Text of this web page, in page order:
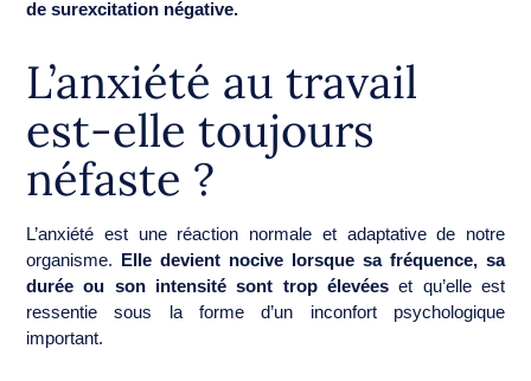
de surexcitation négative.
L’anxiété au travail
est-elle toujours
néfaste ?
L’anxiété est une réaction normale et adaptative de notre
organisme. Elle devient nocive lorsque sa fréquence, sa
durée ou son intensité sont trop élevées et qu’elle est
ressentie sous la forme d’un inconfort psychologique
important.